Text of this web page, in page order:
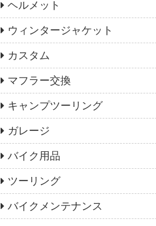
ヘルメット
ウィンタージャケット
カスタム
マフラー交換
キャンプツーリング
ガレージ
バイク用品
ツーリング
バイクメンテナンス